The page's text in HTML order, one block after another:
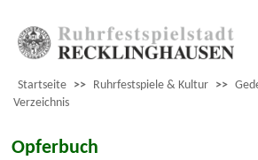
Startseite >> Ruhrfestspiele & Kultur >>
Verzeichnis
Opferbuch